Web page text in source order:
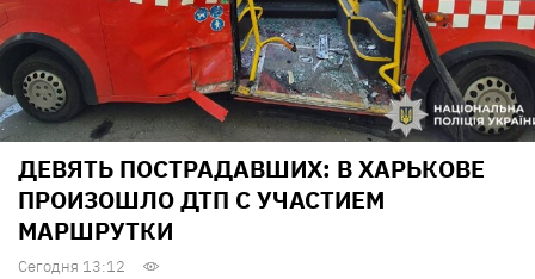
ДЕВЯТЬ ПОСТРАДАВШИХ: В ХАРЬКОВЕ
ПРОИЗОШЛО ДТП С УЧАСТИЕМ
МАРШРУТКИ
Сегодня 13:12